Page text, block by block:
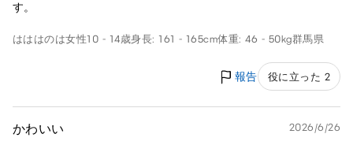
す。
はははのは女性10 - 14歳身長: 161 - 165cm体重: 46 - 50kg群馬県
報告 役に立った 2
かわいい 2026/6/26